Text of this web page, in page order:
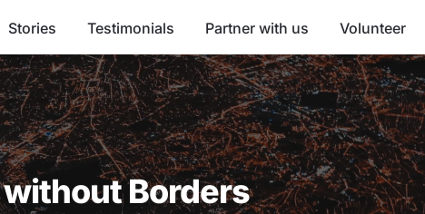
Stories Testimonials Partner with us Volunteer
Borders